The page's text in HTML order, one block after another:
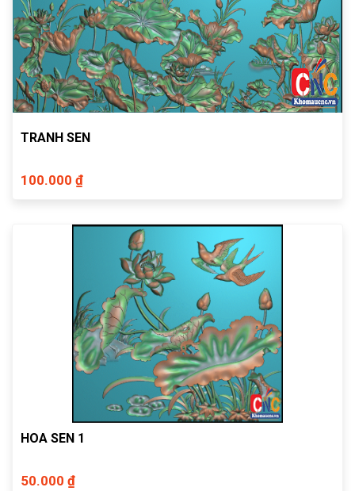
TRANH SEN
100.000 ₫
HOA SEN 1
50.000 ₫